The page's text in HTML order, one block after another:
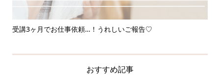
受講3ヶ月でお仕事依頼…！うれしいご報告♡
おすすめ記事